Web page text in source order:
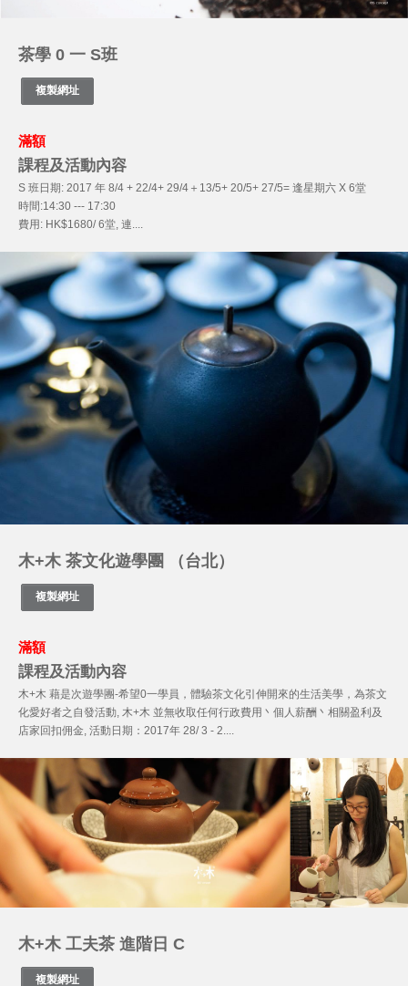
茶學 0 一 S班
滿額
課程及活動內容
S 班日期: 2017 年 8/4 + 22/4+ 29/4＋13/5+ 20/5+ 27/5= 逢星期六 X 6堂
時間:14:30 --- 17:30
費用: HK$1680/ 6堂, 連....
木+木 茶文化遊學團 （台北）
滿額
課程及活動內容
木+木 藉是次遊學團-希望0一學員，體驗茶文化引伸開來的生活美學，為茶文
化愛好者之自發活動, 木+木 並無收取任何行政費用丶個人薪酬丶相關盈利及
店家回扣佣金, 活動日期：2017年 28/ 3 - 2....
木+木 工夫茶 進階日 C